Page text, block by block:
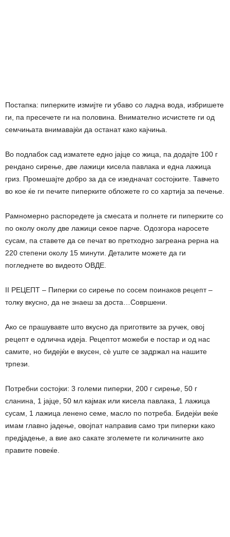
Постапка: пиперките измијте ги убаво со ладна вода, избришете
ги, па пресечете ги на половина. Внимателно исчистете ги од
семчињата внимавајќи да останат како кајчиња.
Во подлабок сад изматете едно јајце со жица, па додајте 100 г
рендано сирење, две лажици кисела павлака и една лажица
гриз. Промешајте добро за да се изедначат состојките. Тавчето
во кое ќе ги печите пиперките обложете го со хартија за печење.
Рамномерно распоредете ја смесата и полнете ги пиперките со
по околу околу две лажици секое парче. Одозгора наросете
сусам, па ставете да се печат во претходно загреана рерна на
220 степени околу 15 минути. Деталите можете да ги
погледнете во видеото ОВДЕ.
II РЕЦЕПТ – Пиперки со сирење по сосем поинаков рецепт –
толку вкусно, да не знаеш за доста…Совршени.
Ако се прашувавте што вкусно да приготвите за ручек, овој
рецепт е одлична идеја. Рецептот можеби е постар и од нас
самите, но бидејќи е вкусен, сè уште се задржал на нашите
трпези.
Потребни состојки: 3 големи пиперки, 200 г сирење, 50 г
сланина, 1 јајце, 50 мл кајмак или кисела павлака, 1 лажица
сусам, 1 лажица ленено семе, масло по потреба. Бидејќи веќе
имам главно јадење, овојпат направив само три пиперки како
предјадење, а вие ако сакате зголемете ги количините ако
правите повеќе.